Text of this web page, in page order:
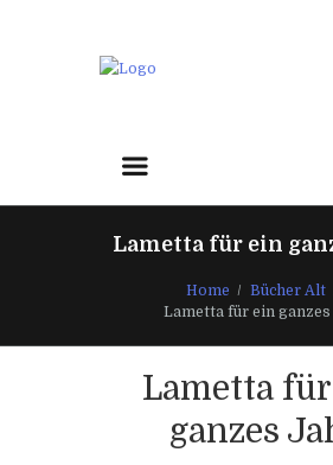
Lametta für ein
Home
Bücher Alt
Lametta für ein
Lametta
ganzes